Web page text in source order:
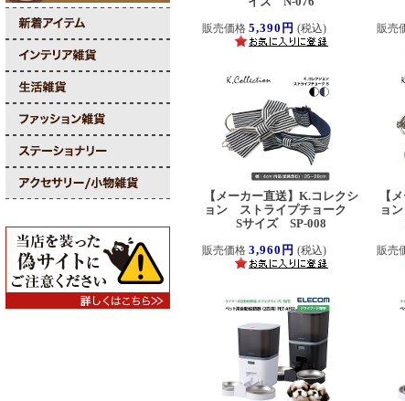
販売価格 5,390円 (税込) 販売
【メーカー直送】K.コレクシ
ョン ストライプチョーク
Sサイズ SP-008
販売価格 3,960円 (税込)
【
ョ
販売